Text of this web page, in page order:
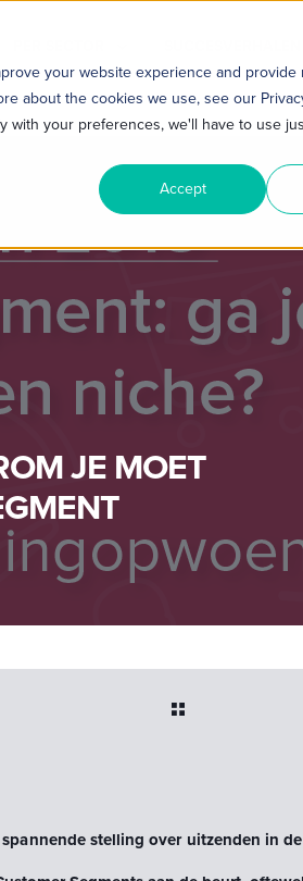
your website experience and provide
about the cookies we use, see our
with your preferences, we'll have to use
Accept
JE MOET
stelling over uitzenden in